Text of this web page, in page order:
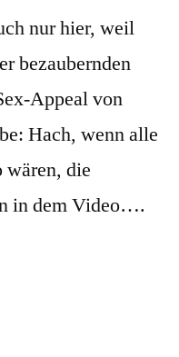
nur hier, weil
bezaubernden
Appeal von
Hach, wenn alle
wären, die
in dem Video….